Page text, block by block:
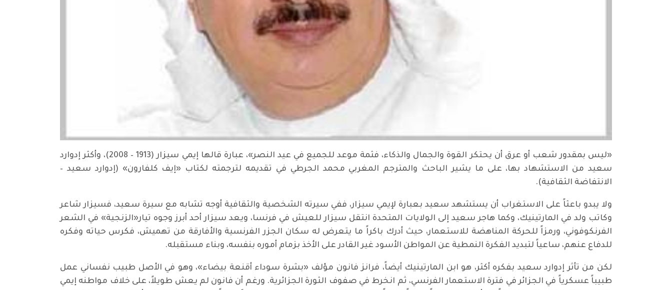
«ليس بمقدور شعب أو عرق أن يحتكر القوة والجمال والذكاء، فثمة موعد للجميع في عيد النصر»، عبارة قالها إيمي سيزار (1913 – 2008)، وأكثر إدوارد
سعيد من الاستشهاد بها، على ما يشير الباحث والمترجم المغربي محمد الجرطي في تقديمه لترجمته لكتاب «إيف كلفارون» (إدوارد سعيد –
الانتفاضة الثقافية).
ولا يبدو باعثاً على الاستغراب أن يستشهد سعيد بعبارة لإيمي سيزار، ففي سيرته الشخصية والثقافية أوجه تشابه مع سيرة سعيد، فسيزار شاعر
وكاتب ولد في المارتينيك، وكما هاجر سعيد إلى الولايات المتحدة انتقل سيزار للعيش في فرنسا، ويعد سيزار أحد أبرز وجوه تيار«الزنجية» في الشعر
الفرنكوفوني، ورمزاً للحركة المناهضة للاستعمار، حيث أدرك باكراً ما يتعرض له سكان الجزر الفرنسية والأفارقة من تهميش، فكرس حياته وفكره
للدفاع عنهم، ساعياً لتبديد الفكرة النمطية عن المواطن الأسود غير القادر على الأخذ بزمام أموره بنفسه، وبناء مستقبله.
لكن من تأثر إدوارد سعيد بفكره أكثر، هو ابن المارتينيك أيضاً، فرانز فانون مؤلف «بشرة سوداء أقنعة بيضاء»، وهو في الأصل طبيب نفساني عمل
طبيباً عسكرياً في الجزائر في فترة الاستعمار الفرنسي، ثم انخرط في صفوف الثورة الجزائرية. ورغم أن فانون لم يعش طويلاً، على خلاف مواطنه إيمي